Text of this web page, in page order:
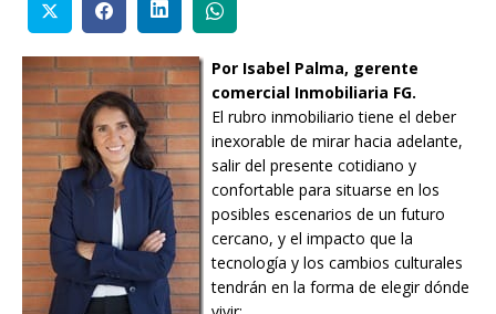
Por Isabel Palma, gerente
comercial Inmobiliaria FG.
El rubro inmobiliario tiene el deber
inexorable de mirar hacia adelante,
salir del presente cotidiano y
confortable para situarse en los
posibles escenarios de un futuro
cercano, y el impacto que la
tecnología y los cambios culturales
tendrán en la forma de elegir dónde